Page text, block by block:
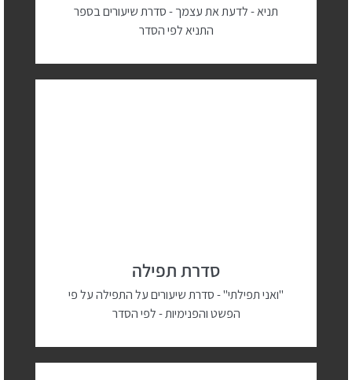
תניא - לדעת את עצמך - סדרת שיעורים בספר
התניא לפי הסדר
סדרת תפילה
"ואני תפילתי" - סדרת שיעורים על התפילה על פי
הפשט והפנימיות - לפי הסדר